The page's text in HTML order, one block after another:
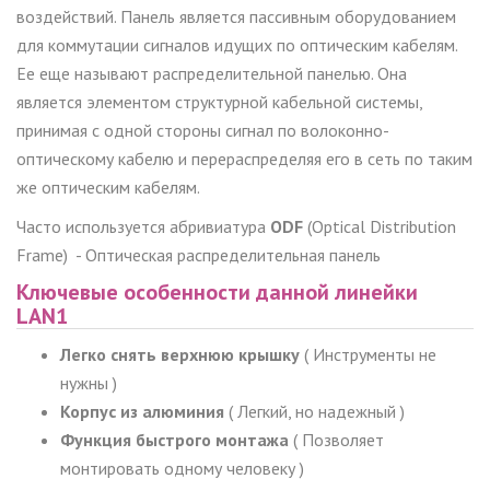
воздействий. Панель является пассивным оборудованием
для коммутации сигналов идущих по оптическим кабелям.
Ее еще называют распределительной панелью. Она
является элементом структурной кабельной системы,
принимая с одной стороны сигнал по волоконно-
оптическому кабелю и перераспределяя его в сеть по таким
же оптическим кабелям.
Часто используется абривиатура ODF (Optical Distribution
Frame) - Оптическая распределительная панель
Ключевые особенности данной линейки
LAN1
Легко снять верхнюю крышку ( Инструменты не
нужны )
Корпус из алюминия ( Легкий, но надежный )
Функция быстрого монтажа ( Позволяет
монтировать одному человеку )